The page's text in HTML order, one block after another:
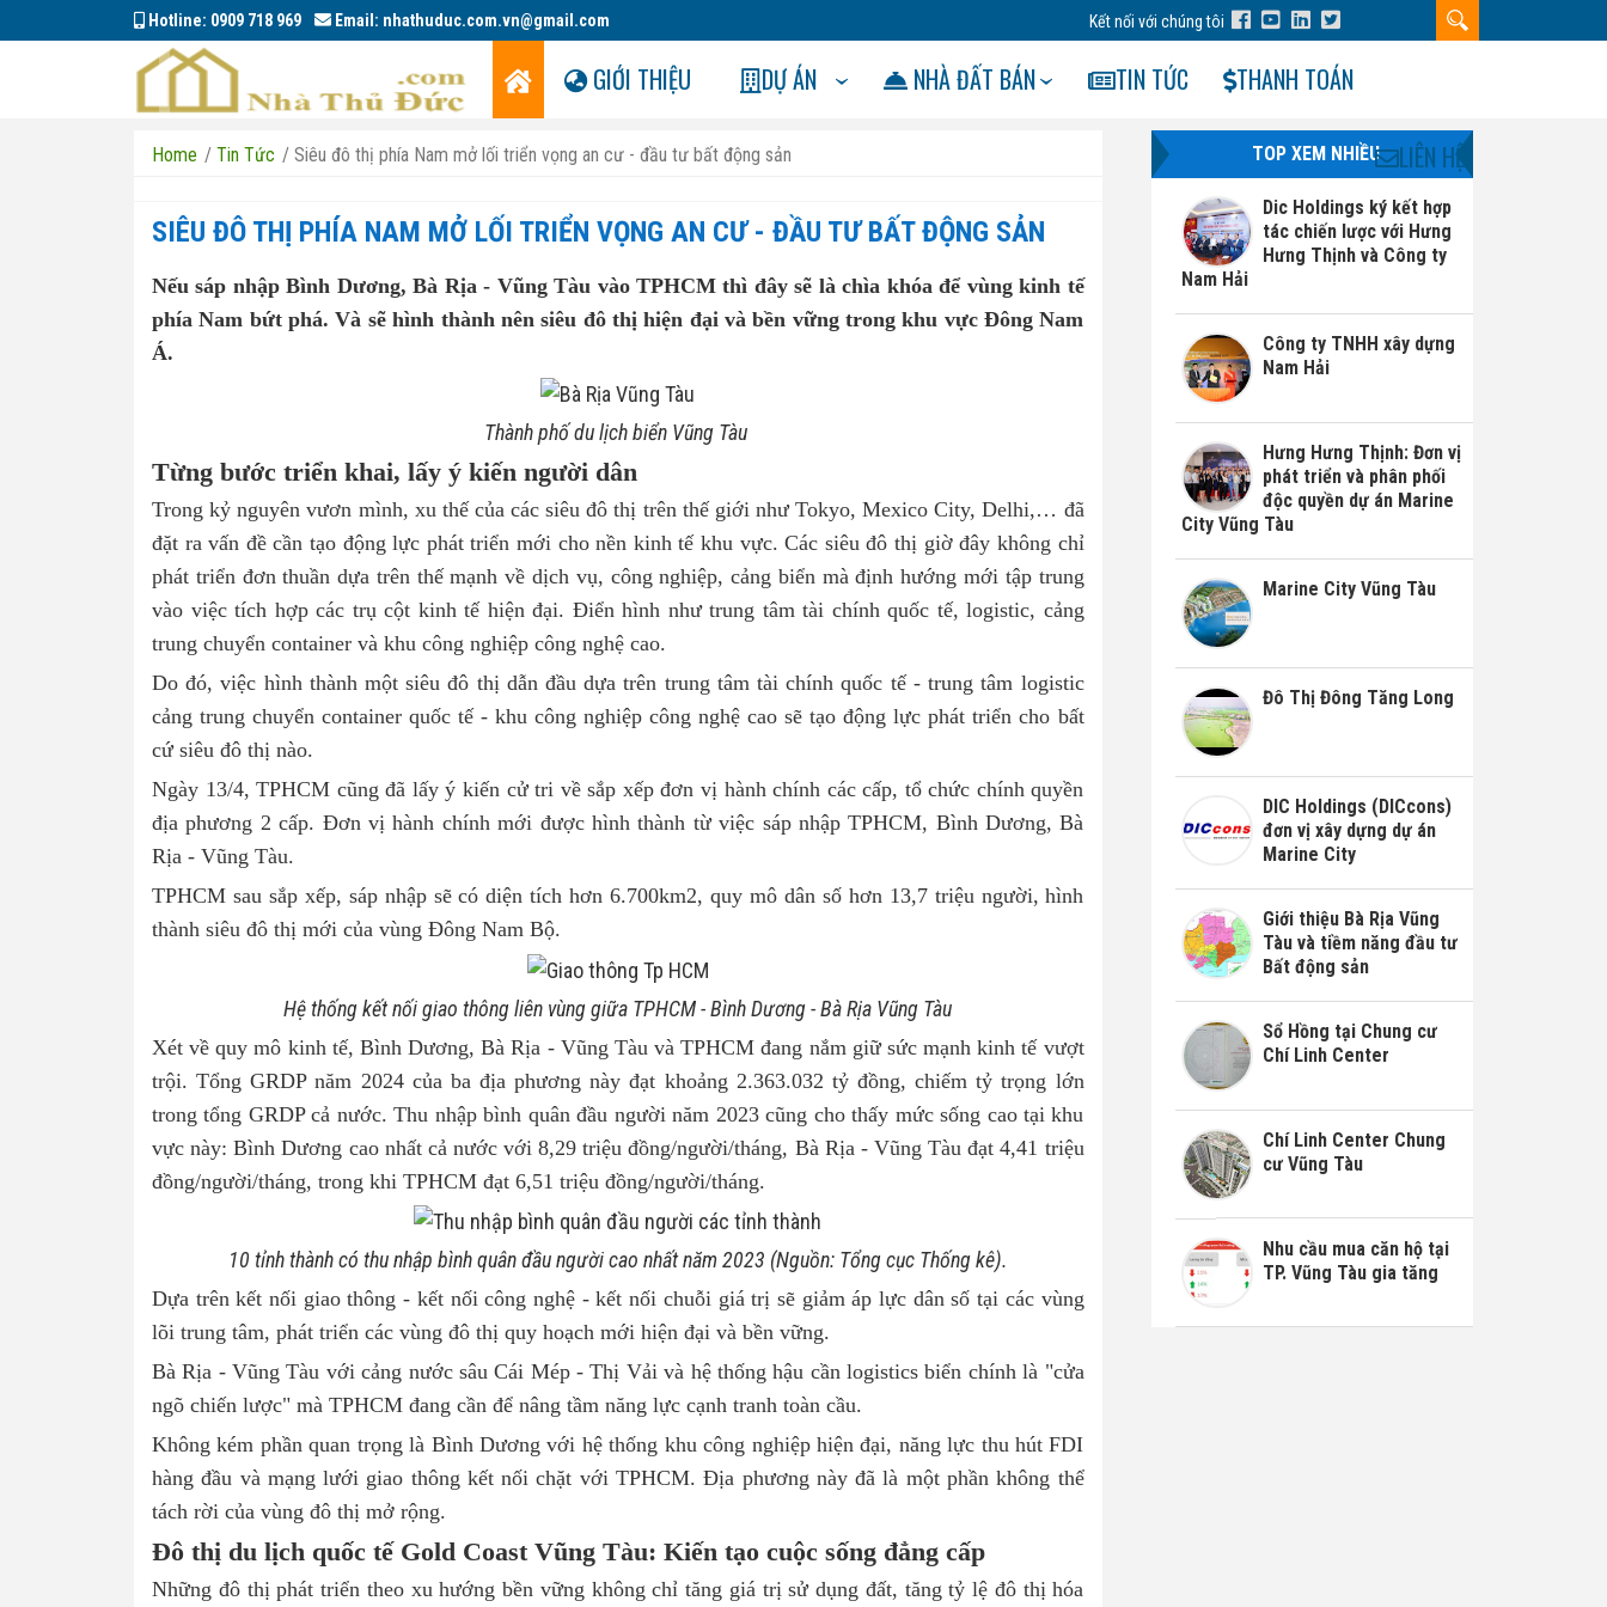
Hotline: 0909 718 969 Email: nhathuduc.com.vn@gmail.com Kết nối với chúng tôi
GIỚI THIỆU DỰ ÁN NHÀ ĐẤT BÁN TIN TỨC THANH TOÁN
LIÊN HỆ
Home / Tin Tức / Siêu đô thị phía Nam mở lối triển vọng an cư - đầu tư bất động sản
SIÊU ĐÔ THỊ PHÍA NAM MỞ LỐI TRIỂN VỌNG AN CƯ - ĐẦU TƯ BẤT ĐỘNG SẢN
Nếu sáp nhập Bình Dương, Bà Rịa - Vũng Tàu vào TPHCM thì đây sẽ là chìa khóa để vùng kinh tế
phía Nam bứt phá. Và sẽ hình thành nên siêu đô thị hiện đại và bền vững trong khu vực Đông Nam
Á.
Thành phố du lịch biển Vũng Tàu
Từng bước triển khai, lấy ý kiến người dân
Trong kỷ nguyên vươn mình, xu thế của các siêu đô thị trên thế giới như Tokyo, Mexico City, Delhi,… đã
đặt ra vấn đề cần tạo động lực phát triển mới cho nền kinh tế khu vực. Các siêu đô thị giờ đây không chỉ
phát triển đơn thuần dựa trên thế mạnh về dịch vụ, công nghiệp, cảng biển mà định hướng mới tập trung
vào việc tích hợp các trụ cột kinh tế hiện đại. Điển hình như trung tâm tài chính quốc tế, logistic, cảng
trung chuyển container và khu công nghiệp công nghệ cao.
Do đó, việc hình thành một siêu đô thị dẫn đầu dựa trên trung tâm tài chính quốc tế - trung tâm logistic
cảng trung chuyển container quốc tế - khu công nghiệp công nghệ cao sẽ tạo động lực phát triển cho bất
cứ siêu đô thị nào.
Ngày 13/4, TPHCM cũng đã lấy ý kiến cử tri về sắp xếp đơn vị hành chính các cấp, tổ chức chính quyền
địa phương 2 cấp. Đơn vị hành chính mới được hình thành từ việc sáp nhập TPHCM, Bình Dương, Bà
Rịa - Vũng Tàu.
TPHCM sau sắp xếp, sáp nhập sẽ có diện tích hơn 6.700km2, quy mô dân số hơn 13,7 triệu người, hình
thành siêu đô thị mới của vùng Đông Nam Bộ.
Hệ thống kết nối giao thông liên vùng giữa TPHCM - Bình Dương - Bà Rịa Vũng Tàu
Xét về quy mô kinh tế, Bình Dương, Bà Rịa - Vũng Tàu và TPHCM đang nắm giữ sức mạnh kinh tế vượt
trội. Tổng GRDP năm 2024 của ba địa phương này đạt khoảng 2.363.032 tỷ đồng, chiếm tỷ trọng lớn
trong tổng GRDP cả nước. Thu nhập bình quân đầu người năm 2023 cũng cho thấy mức sống cao tại khu
vực này: Bình Dương cao nhất cả nước với 8,29 triệu đồng/người/tháng, Bà Rịa - Vũng Tàu đạt 4,41 triệu
đồng/người/tháng, trong khi TPHCM đạt 6,51 triệu đồng/người/tháng.
10 tỉnh thành có thu nhập bình quân đầu người cao nhất năm 2023 (Nguồn: Tổng cục Thống kê).
Dựa trên kết nối giao thông - kết nối công nghệ - kết nối chuỗi giá trị sẽ giảm áp lực dân số tại các vùng
lõi trung tâm, phát triển các vùng đô thị quy hoạch mới hiện đại và bền vững.
Bà Rịa - Vũng Tàu với cảng nước sâu Cái Mép - Thị Vải và hệ thống hậu cần logistics biển chính là "cửa
ngõ chiến lược" mà TPHCM đang cần để nâng tầm năng lực cạnh tranh toàn cầu.
Không kém phần quan trọng là Bình Dương với hệ thống khu công nghiệp hiện đại, năng lực thu hút FDI
hàng đầu và mạng lưới giao thông kết nối chặt với TPHCM. Địa phương này đã là một phần không thể
tách rời của vùng đô thị mở rộng.
Đô thị du lịch quốc tế Gold Coast Vũng Tàu: Kiến tạo cuộc sống đẳng cấp
Những đô thị phát triển theo xu hướng bền vững không chỉ tăng giá trị sử dụng đất, tăng tỷ lệ đô thị hóa
TOP XEM NHIỀU
Dic Holdings ký kết hợp
tác chiến lược với Hưng
Hưng Thịnh và Công ty
Nam Hải
Công ty TNHH xây dựng
Nam Hải
Hưng Hưng Thịnh: Đơn vị
phát triển và phân phối
độc quyền dự án Marine
City Vũng Tàu
Marine City Vũng Tàu
Đô Thị Đông Tăng Long
DIC Holdings (DICcons)
đơn vị xây dựng dự án
Marine City
Giới thiệu Bà Rịa Vũng
Tàu và tiềm năng đầu tư
Bất động sản
Sổ Hồng tại Chung cư
Chí Linh Center
Chí Linh Center Chung
cư Vũng Tàu
Nhu cầu mua căn hộ tại
TP. Vũng Tàu gia tăng